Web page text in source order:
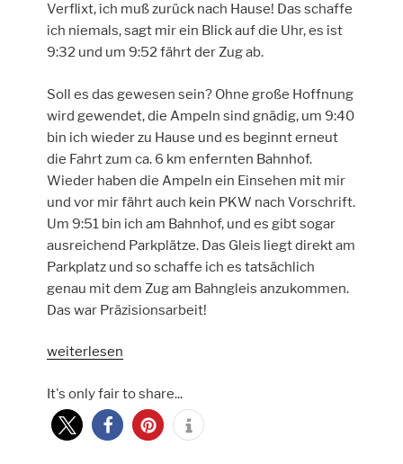
Verflixt, ich muß zurück nach Hause! Das schaffe
ich niemals, sagt mir ein Blick auf die Uhr, es ist
9:32 und um 9:52 fährt der Zug ab.
Soll es das gewesen sein? Ohne große Hoffnung
wird gewendet, die Ampeln sind gnädig, um 9:40
bin ich wieder zu Hause und es beginnt erneut
die Fahrt zum ca. 6 km enfernten Bahnhof.
Wieder haben die Ampeln ein Einsehen mit mir
und vor mir fährt auch kein PKW nach Vorschrift.
Um 9:51 bin ich am Bahnhof, und es gibt sogar
ausreichend Parkplätze. Das Gleis liegt direkt am
Parkplatz und so schaffe ich es tatsächlich
genau mit dem Zug am Bahngleis anzukommen.
Das war Präzisionsarbeit!
„Von
nach
Hahnenbach
–
weiterlesen
It's only fair to share...